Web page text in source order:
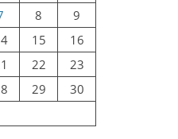
8
9
15
16
22
23
29
30